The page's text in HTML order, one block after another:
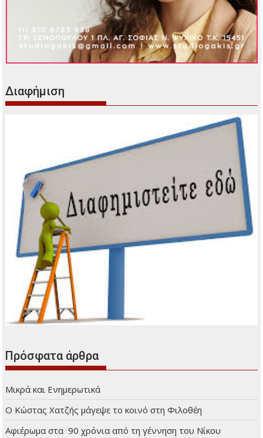
Διαφήμιση
Πρόσφατα άρθρα
Μικρά και Ενημερωτικά
Ο Κώστας Χατζής μάγεψε το κοινό στη Φιλοθέη
Αφιέρωμα στα 90 χρόνια από τη γέννηση του Νίκου